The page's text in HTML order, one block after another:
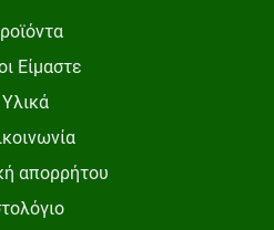
Είμαστε
Υλικά
απορρήτου